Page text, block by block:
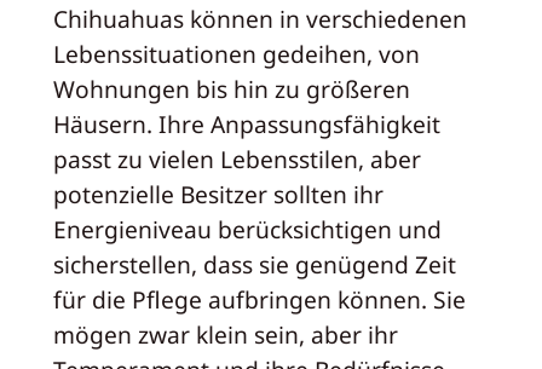
Chihuahuas können in verschiedenen
Lebenssituationen gedeihen, von
Wohnungen bis hin zu größeren
Häusern. Ihre Anpassungsfähigkeit
passt zu vielen Lebensstilen, aber
potenzielle Besitzer sollten ihr
Energieniveau berücksichtigen und
sicherstellen, dass sie genügend Zeit
für die Pflege aufbringen können. Sie
mögen zwar klein sein, aber ihr